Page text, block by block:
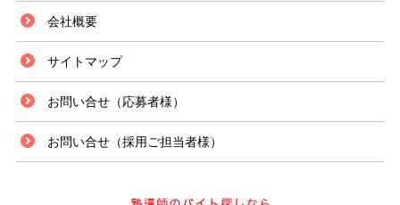
ど、複数の教育機関が存在しており、学生を乗せたバスが往来します。その
ため、地区内には、高校・大学受験のための進学塾が多く立ち並び、それに
伴い、塾講師のアルバイトの募集を多く見かけることができます。 指導形
式には、二通りあり、一つは個別指導です。マンツーマンや１対２など、比
いるか、選択することができます。シフト制を採用している塾もあるので、
学校に通いながらでも無理なく働くことができます。このように、小手指駅
は、比較的に多くの選択肢が用意されている働きやすいエリアといえます。
会社概要
サイトマップ
お問い合せ（応募者様）
お問い合せ（採用ご担当者様）